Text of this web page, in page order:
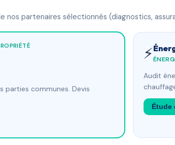
partenaires sélectionnés (diagnostics,
parties communes. Devis
⚡
Audit
Étude